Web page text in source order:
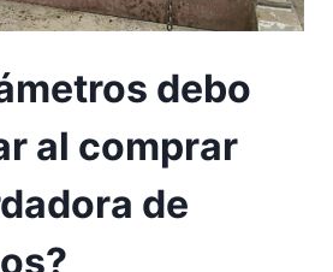
debo
al comprar
de